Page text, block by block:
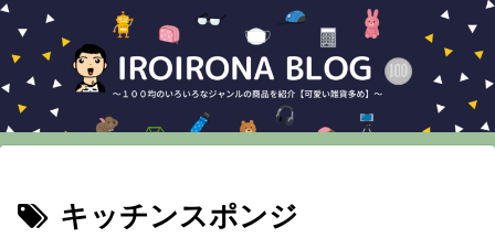
キッチンスポンジ